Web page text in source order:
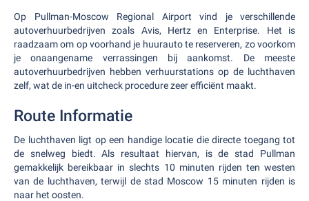
Op Pullman-Moscow Regional Airport vind je verschillende
autoverhuurbedrijven zoals Avis, Hertz en Enterprise. Het is
raadzaam om op voorhand je huurauto te reserveren, zo voorkom
je onaangename verrassingen bij aankomst. De meeste
autoverhuurbedrijven hebben verhuurstations op de luchthaven
zelf, wat de in-en uitcheck procedure zeer efficiënt maakt.
Route Informatie
De luchthaven ligt op een handige locatie die directe toegang tot
de snelweg biedt. Als resultaat hiervan, is de stad Pullman
gemakkelijk bereikbaar in slechts 10 minuten rijden ten westen
van de luchthaven, terwijl de stad Moscow 15 minuten rijden is
naar het oosten.